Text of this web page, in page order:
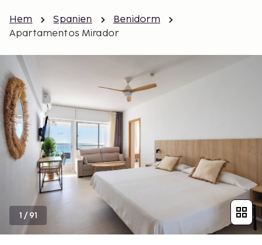
Hem Spanien
Benidorm
Apartamentos Mirador
1 /91